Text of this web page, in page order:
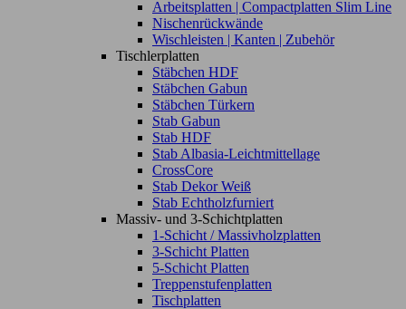
Arbeitsplatten | Compactplatten Slim Line
Nischenrückwände
Wischleisten | Kanten | Zubehör
Tischlerplatten
Stäbchen HDF
Stäbchen Gabun
Stäbchen Türkern
Stab Gabun
Stab HDF
Stab Albasia-Leichtmittellage
CrossCore
Stab Dekor Weiß
Stab Echtholzfurniert
Massiv- und 3-Schichtplatten
1-Schicht / Massivholzplatten
3-Schicht Platten
5-Schicht Platten
Treppenstufenplatten
Tischplatten